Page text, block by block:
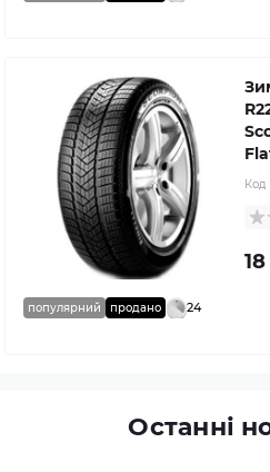
популярний продано 24
Код
Останні